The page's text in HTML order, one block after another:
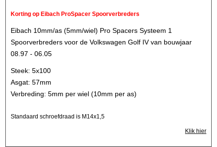
Korting op Eibach ProSpacer Spoorverbreders
Eibach 10mm/as (5mm/wiel) Pro Spacers Systeem 1
Spoorverbreders voor de Volkswagen Golf IV van bouwjaar
08.97 - 06.05
Steek: 5x100
Asgat: 57mm
Verbreding: 5mm per wiel (10mm per as)
Standaard schroefdraad is M14x1,5
Klik hier